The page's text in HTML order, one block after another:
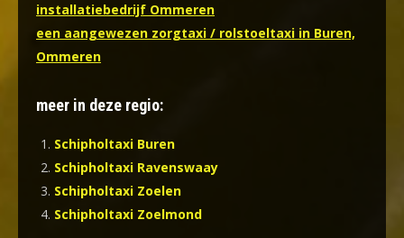
installatiebedrijf Ommeren
een aangewezen zorgtaxi / rolstoeltaxi in Buren,
Ommeren
meer in deze regio:
Schipholtaxi Buren
Schipholtaxi Ravenswaay
Schipholtaxi Zoelen
Schipholtaxi Zoelmond